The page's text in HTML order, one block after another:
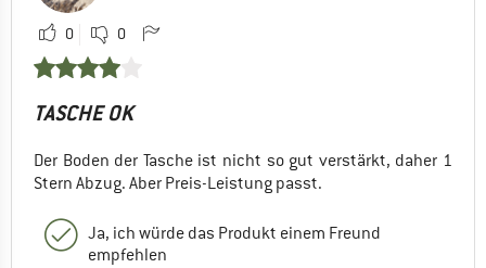
0 0
TASCHE OK
Der Boden der Tasche ist nicht so gut verstärkt, daher 1
Stern Abzug. Aber Preis-Leistung passt.
Ja, ich würde das Produkt einem Freund
empfehlen